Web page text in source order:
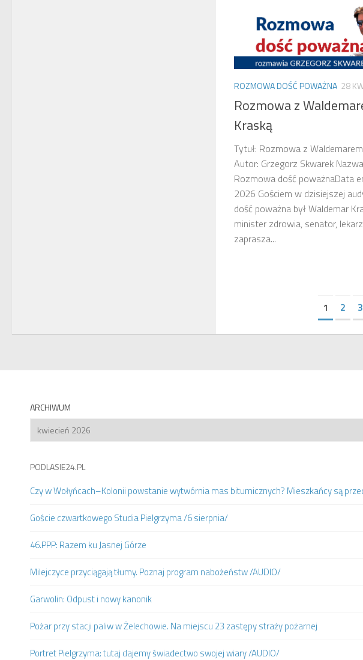
ROZMOWA DOŚĆ POWAŻNA 28
Rozmowa z
Kraską
Tytuł: Rozmowa z
Autor: Grzegorz Skwarek
Rozmowa dość poważnaData
2026 Gościem w dzisiejszej
dość poważna był Waldemar
minister zdrowia, senator,
zaprasza...
1 2 3
ARCHIWUM
Archiwum
PODLASIE24.PL
Czy w Wołyńcach–Kolonii powstanie wytwórnia mas bitumicznych? Mieszkańcy są
Goście czwartkowego Studia Pielgrzyma /6 sierpnia/
46.PPP: Razem ku Jasnej Górze
Milejczyce przyciągają tłumy. Poznaj program nabożeństw /AUDIO/
Garwolin: Odpust i nowy kanonik
Pożar przy stacji paliw w Żelechowie. Na miejscu 23 zastępy straży pożarnej
Portret Pielgrzyma: tutaj dajemy świadectwo swojej wiary /AUDIO/